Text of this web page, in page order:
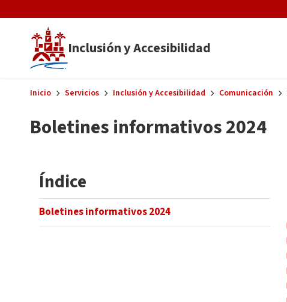
Inclusión y Accesibilidad
Inicio Servicios Inclusión y Accesibilidad Comunicación
Boletines informativos 2024
Índice
Boletines informativos 2024